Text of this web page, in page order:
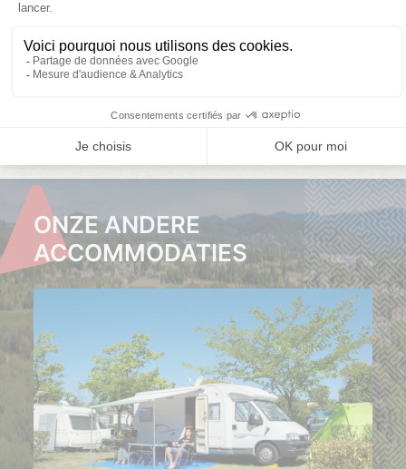
KLIK
HIER
Laatste
beschikbaarheden
ONZE ANDERE
ACCOMMODATIES